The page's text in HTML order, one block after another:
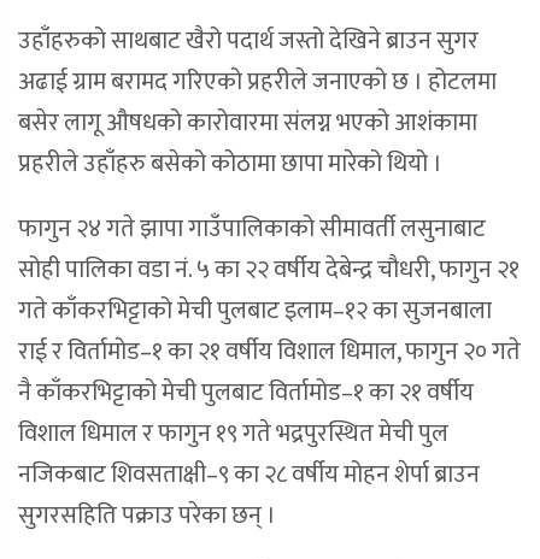
उहाँहरुको साथबाट खैरो पदार्थ जस्तो देखिने ब्राउन सुगर
अढाई ग्राम बरामद गरिएको प्रहरीले जनाएको छ । होटलमा
बसेर लागू औषधको कारोवारमा संलग्न भएको आशंकामा
प्रहरीले उहाँहरु बसेको कोठामा छापा मारेको थियो ।
फागुन २४ गते झापा गाउँपालिकाको सीमावर्ती लसुनाबाट
सोही पालिका वडा नं. ५ का २२ वर्षीय देबेन्द्र चौधरी, फागुन २१
गते काँकरभिट्टाको मेची पुलबाट इलाम–१२ का सुजनबाला
राई र विर्तामोड–१ का २१ वर्षीय विशाल धिमाल, फागुन २० गते
नै काँकरभिट्टाको मेची पुलबाट विर्तामोड–१ का २१ वर्षीय
विशाल धिमाल र फागुन १९ गते भद्रपुरस्थित मेची पुल
नजिकबाट शिवसताक्षी–९ का २८ वर्षीय मोहन शेर्पा ब्राउन
सुगरसहिति पक्राउ परेका छन् ।